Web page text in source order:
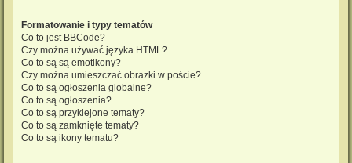
Formatowanie i typy tematów
Co to jest BBCode?
Czy można używać języka HTML?
Co to są są emotikony?
Czy można umieszczać obrazki w poście?
Co to są ogłoszenia globalne?
Co to są ogłoszenia?
Co to są przyklejone tematy?
Co to są zamknięte tematy?
Co to są ikony tematu?